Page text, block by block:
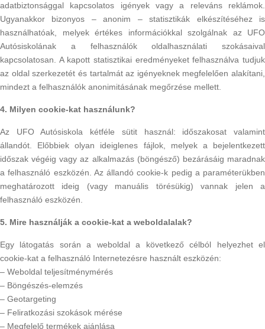
adatbiztonsággal kapcsolatos igények vagy a releváns reklámok.
Ugyanakkor bizonyos – anonim – statisztikák elkészítéséhez is
használhatóak, melyek értékes információkkal szolgálnak az UFO
Autósiskolának a felhasználók oldalhasználati szokásaival
kapcsolatosan. A kapott statisztikai eredményeket felhasználva tudjuk
az oldal szerkezetét és tartalmát az igényeknek megfelelően alakítani,
mindezt a felhasználók anonimitásának megőrzése mellett.
4. Milyen cookie-kat használunk?
Az UFO Autósiskola kétféle sütit használ: időszakosat valamint
állandót. Előbbiek olyan ideiglenes fájlok, melyek a bejelentkezett
időszak végéig vagy az alkalmazás (böngésző) bezárásáig maradnak
a felhasználó eszközén. Az állandó cookie-k pedig a paraméterükben
meghatározott ideig (vagy manuális törésükig) vannak jelen a
felhasználó eszközén.
5. Mire használják a cookie-kat a weboldalalak?
Egy látogatás során a weboldal a következő célból helyezhet el
cookie-kat a felhasználó Internetezésre használt eszközén:
– Weboldal teljesítménymérés
– Böngészés-elemzés
– Geotargeting
– Feliratkozási szokások mérése
– Megfelelő termékek ajánlása